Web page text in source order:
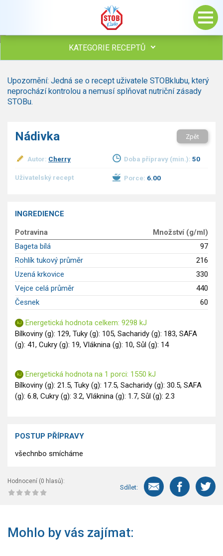
KATEGORIE RECEPTŮ
Polévky
Studená kuchyně
hovězí, telecí
vnitřnosti
Omáčky
Saláty
Sladké pokrmy
Dezerty
Nápoje
Ostatní
Dětské recepty
Upozornění: Jedná se o recept uživatele STOBklubu, který
neprochází kontrolou a nemusí splňovat nutriční zásady
STOBu.
Nádivka Zpět
Autor: Cherry Doba přípravy (min.): 50
Uživatelský recept Porce: 6.00
INGREDIENCE
Potravina
Množství (g/ml)
Bageta bílá
97
Rohlík tukový průměr
216
Uzená krkovice
330
Vejce celá průměr
440
Česnek
60
Energetická hodnota celkem: 9298 kJ
Bílkoviny (g): 129, Tuky (g): 105, Sacharidy (g): 183, SAFA
(g): 41, Cukry (g): 19, Vláknina (g): 10, Sůl (g): 14
Energetická hodnota na 1 porci: 1550 kJ
Bílkoviny (g): 21.5, Tuky (g): 17.5, Sacharidy (g): 30.5, SAFA
(g): 6.8, Cukry (g): 3.2, Vláknina (g): 1.7, Sůl (g): 2.3
POSTUP PŘÍPRAVY
všechnbo smícháme
Hodnocení (0 hlasů):
Sdílet:
Mohlo by vás zajímat: